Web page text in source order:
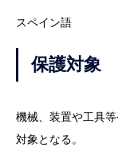
スペイン語
保護対象
機械、装置や工具
対象となる。